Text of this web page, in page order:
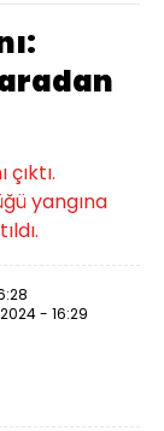
yangına
- 16:29